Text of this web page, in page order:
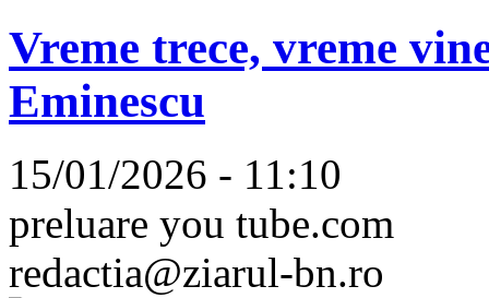
Vreme trece, vreme
Eminescu
15/01/2026 - 11:10
preluare you tube.com
redactia@ziarul-bn.ro